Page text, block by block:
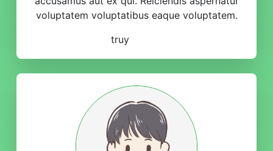
voluptatem voluptatibus eaque voluptatem.
truy